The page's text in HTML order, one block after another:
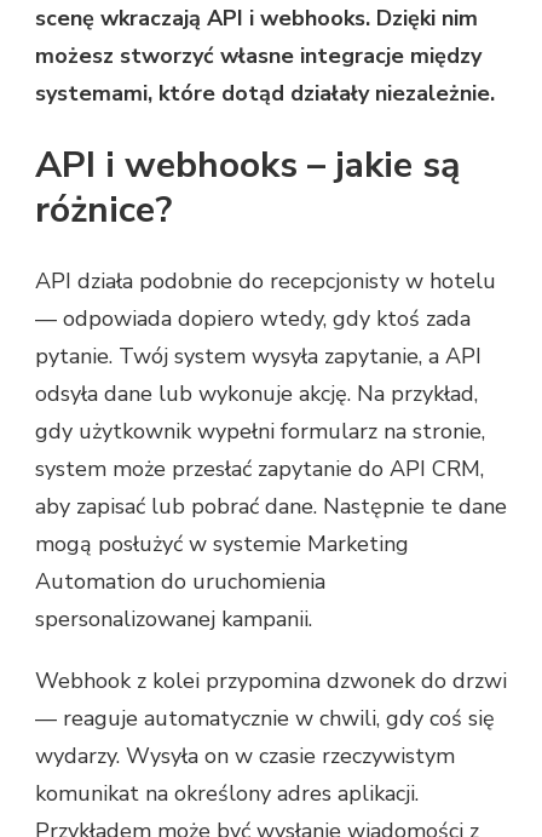
API
WEBHOOKS
I
O
TYLKO
MARZYĆ
scenę wkraczają API i webhooks. Dzięki nim
możesz stworzyć własne integracje między
systemami, które dotąd działały niezależnie.
API i webhooks – jakie są
różnice?
API działa podobnie do recepcjonisty w hotelu
— odpowiada dopiero wtedy, gdy ktoś zada
pytanie. Twój system wysyła zapytanie, a API
odsyła dane lub wykonuje akcję. Na przykład,
gdy użytkownik wypełni formularz na stronie,
system może przesłać zapytanie do API CRM,
aby zapisać lub pobrać dane. Następnie te dane
mogą posłużyć w systemie Marketing
Automation do uruchomienia
spersonalizowanej kampanii.
Webhook z kolei przypomina dzwonek do drzwi
— reaguje automatycznie w chwili, gdy coś się
wydarzy. Wysyła on w czasie rzeczywistym
komunikat na określony adres aplikacji.
Przykładem może być wysłanie wiadomości z